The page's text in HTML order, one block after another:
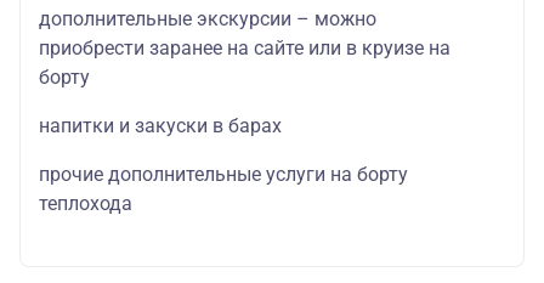
дополнительные экскурсии – можно
приобрести заранее на сайте или в круизе на
борту
напитки и закуски в барах
прочие дополнительные услуги на борту
теплохода